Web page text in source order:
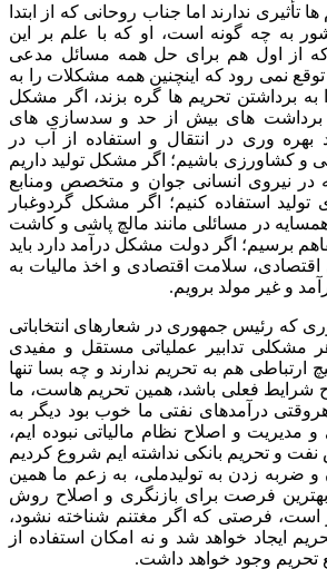
تأثیری ندارند اما جناب روحانی که از ابتدا
به چه گونه است، او که با علم بر این
که از اول هم برای حل همه مسائل مدعی
توقع نمی رود که اینچنین همه مشکلات را به
برداشتن تحریم ها گره بزند، اگر مشکل
برداشت های بیش از حد و سدسازی های
بهره وری در انتقال و استفاده از آب در
کشاورزی باشیم؛ اگر مشکل تولید داریم
که در نیروی انسانی جوان و متخصص ومنابع
تولید استفاده کنیم؛ اگر مشکل گردوغبار
همسایه در مسائلی مانند مالچ پاشی و کاشت
برسیم؛ اگر دولت مشکل درآمد دارد باید
سلامت اقتصادی و اخذ مالیات به
و غیر مولد برویم.
که رئیس جمهوری در شعارهای انتخاباتی
تدابیر عملیاتی مستقل و مفیدی
ارتباطی هم به تحریم ندارند و چه بسا تنها
شرایط فعلی باشد، همین تحریم هاست، ما
درآمدهای نفتی ما خوب بود دیگر به
مدیریت و اصلاح نظام مالیاتی نبوده ایم،
و تحریم بانکی نداشته ایم شروع کردیم
و ضربه زدن به تولیدملی، به زعم ما همین
فرصت برای بازنگری و اصلاح روش
فرصتی که اگر مغتنم شناخته نشود،
ایجاد خواهد شد و نه امکان استفاده از
وجود خواهد داشت.